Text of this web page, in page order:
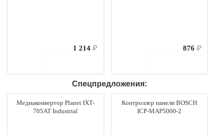
1 214₽
876 ₽
Спецпредложения:
Медиаконвертор Planet IXT-
705AT Industrial
Контроллер панели BOSCH
ICP-MAP5000-2